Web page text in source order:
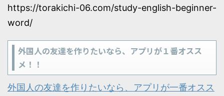
https://torakichi-06.com/study-english-beginner-
word/
外国人の友達を作りたいなら、アプリが１番オスス
メ！！
外国人の友達を作りたいなら、アプリが一番オスス